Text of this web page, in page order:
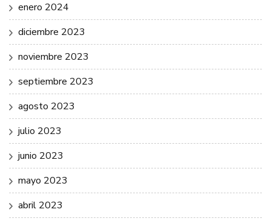
enero 2024
diciembre 2023
noviembre 2023
septiembre 2023
agosto 2023
julio 2023
junio 2023
mayo 2023
abril 2023